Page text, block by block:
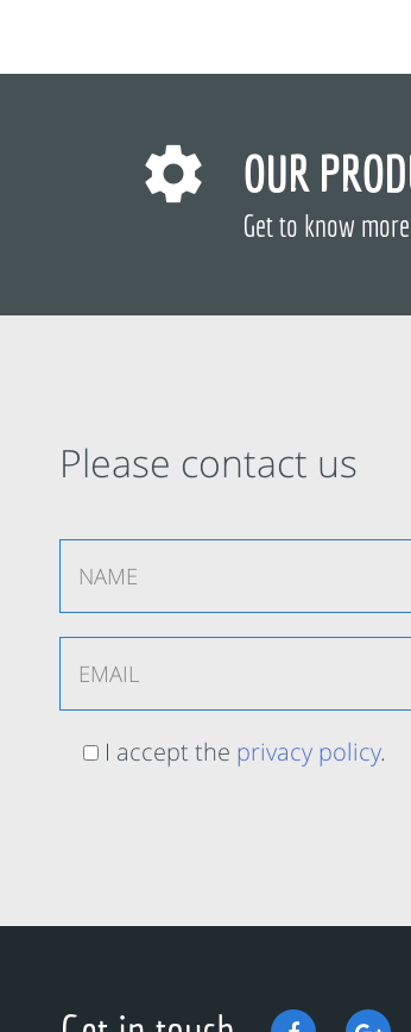
OUR
Get to know
Please contact us
I accept the privacy policy.